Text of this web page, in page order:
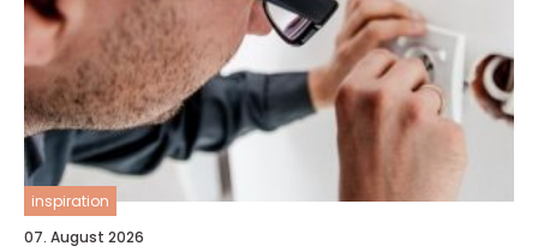
inspiration
07. August 2026